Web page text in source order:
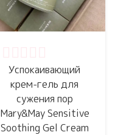
Успокаивающий
крем-гель для
сужения пор
Mary&May Sensitive
Soothing Gel Cream